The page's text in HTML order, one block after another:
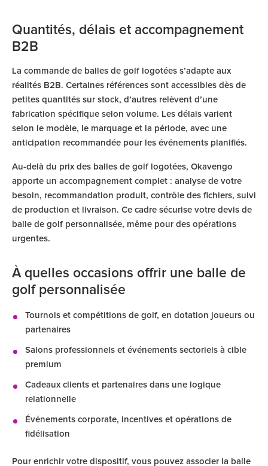
Quantités, délais et accompagnement
B2B
La commande de balles de golf logotées s’adapte aux
réalités B2B. Certaines références sont accessibles dès de
petites quantités sur stock, d’autres relèvent d’une
fabrication spécifique selon volume. Les délais varient
selon le modèle, le marquage et la période, avec une
anticipation recommandée pour les événements planifiés.
Au-delà du prix des balles de golf logotées, Okavengo
apporte un accompagnement complet : analyse de votre
besoin, recommandation produit, contrôle des fichiers, suivi
de production et livraison. Ce cadre sécurise votre devis de
balle de golf personnalisée, même pour des opérations
urgentes.
À quelles occasions offrir une balle de
golf personnalisée
Tournois et compétitions de golf, en dotation joueurs ou
partenaires
Salons professionnels et événements sectoriels à cible
premium
Cadeaux clients et partenaires dans une logique
relationnelle
Événements corporate, incentives et opérations de
fidélisation
Pour enrichir votre dispositif, vous pouvez associer la balle